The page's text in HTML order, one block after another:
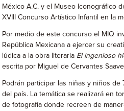
México A.C. y el Museo Iconográfico
XVIII Concurso Artístico Infantil en la
Por medio de este concurso el MIQ
República Mexicana a ejercer su
lúdica a la obra literaria El ingenioso
escrita por Miguel de Cervantes
Podrán participar las niñas y niños
del país. La temática se realizará en
de fotografía donde recreen de